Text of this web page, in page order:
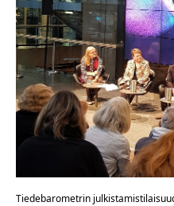
Tiedebarometrin